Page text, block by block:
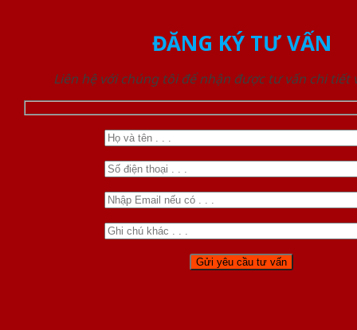
ĐĂNG KÝ TƯ VẤN
Liên hệ với chúng tôi để nhận được tư vấn chi tiết